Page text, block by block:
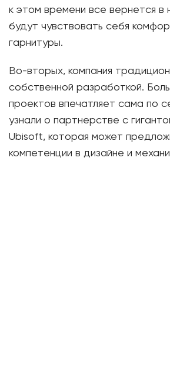
к этом времени все вернется в
будут чувствовать себя
гарнитуры.
Во-вторых, компания
собственной разработкой.
проектов впечатляет сама по
узнали о партнерстве с
Ubisoft, которая может
компетенции в дизайне и